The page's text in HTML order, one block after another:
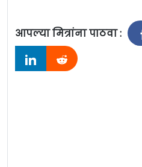
आपल्या मित्रांना पाठवा :